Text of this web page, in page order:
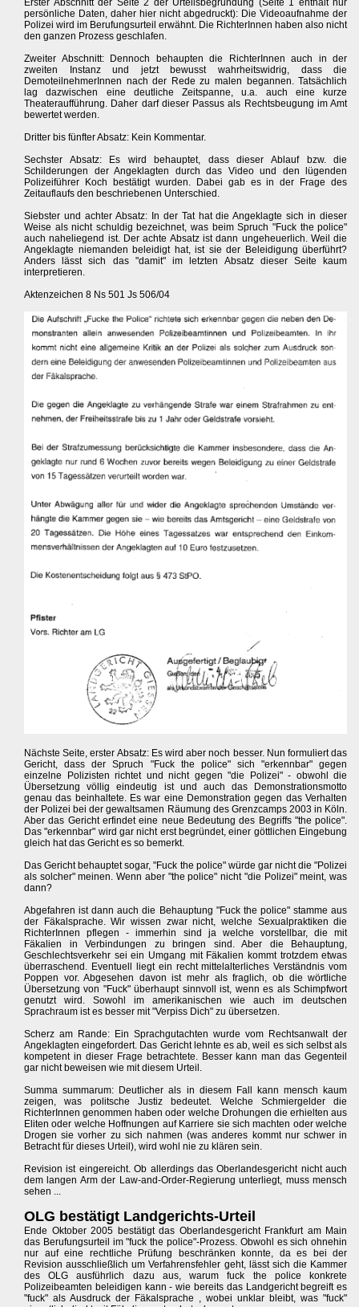
persönliche Daten, daher hier nicht abgedruckt): Die Videoaufnahme der
Polizei wird im Berufungsurteil erwähnt. Die RichterInnen haben also nicht
den ganzen Prozess geschlafen.
Zweiter Abschnitt: Dennoch behaupten die RichterInnen auch in der
zweiten Instanz und jetzt bewusst wahrheitswidrig, dass die
DemoteilnehmerInnen nach der Rede zu malen begannen. Tatsächlich
lag dazwischen eine deutliche Zeitspanne, u.a. auch eine kurze
Theateraufführung. Daher darf dieser Passus als Rechtsbeugung im Amt
bewertet werden.
Dritter bis fünfter Absatz: Kein Kommentar.
Sechster Absatz: Es wird behauptet, dass dieser Ablauf bzw. die
Schilderungen der Angeklagten durch das Video und den lügenden
Polizeiführer Koch bestätigt wurden. Dabei gab es in der Frage des
Zeitauflaufs den beschriebenen Unterschied.
Siebster und achter Absatz: In der Tat hat die Angeklagte sich in dieser
Weise als nicht schuldig bezeichnet, was beim Spruch "Fuck the police"
auch naheliegend ist. Der achte Absatz ist dann ungeheuerlich. Weil die
Angeklagte niemanden beleidigt hat, ist sie der Beleidigung überführt?
Anders lässt sich das "damit" im letzten Absatz dieser Seite kaum
interpretieren.
Aktenzeichen 8 Ns 501 Js 506/04
Nächste Seite, erster Absatz: Es wird aber noch besser. Nun formuliert das
Gericht, dass der Spruch "Fuck the police" sich "erkennbar" gegen
einzelne Polizisten richtet und nicht gegen "die Polizei" - obwohl die
Übersetzung völlig eindeutig ist und auch das Demonstrationsmotto
genau das beinhaltete. Es war eine Demonstration gegen das Verhalten
der Polizei bei der gewaltsamen Räumung des Grenzcamps 2003 in Köln.
Aber das Gericht erfindet eine neue Bedeutung des Begriffs "the police".
Das "erkennbar" wird gar nicht erst begründet, einer göttlichen Eingebung
gleich hat das Gericht es so bemerkt.
Das Gericht behauptet sogar, "Fuck the police" würde gar nicht die "Polizei
als solcher" meinen. Wenn aber "the police" nicht "die Polizei" meint, was
dann?
Abgefahren ist dann auch die Behauptung "Fuck the police" stamme aus
der Fäkalsprache. Wir wissen zwar nicht, welche Sexualpraktiken die
RichterInnen pflegen - immerhin sind ja welche vorstellbar, die mit
Fäkalien in Verbindungen zu bringen sind. Aber die Behauptung,
Geschlechtsverkehr sei ein Umgang mit Fäkalien kommt trotzdem etwas
überraschend. Eventuell liegt ein recht mittelalterliches Verständnis vom
Poppen vor. Abgesehen davon ist mehr als fraglich, ob die wörtliche
Übersetzung von "Fuck" überhaupt sinnvoll ist, wenn es als Schimpfwort
genutzt wird. Sowohl im amerikanischen wie auch im deutschen
Sprachraum ist es besser mit "Verpiss Dich" zu übersetzen.
Scherz am Rande: Ein Sprachgutachten wurde vom Rechtsanwalt der
Angeklagten eingefordert. Das Gericht lehnte es ab, weil es sich selbst als
kompetent in dieser Frage betrachtete. Besser kann man das Gegenteil
gar nicht beweisen wie mit diesem Urteil.
Summa summarum: Deutlicher als in diesem Fall kann mensch kaum
zeigen, was politsche Justiz bedeutet. Welche Schmiergelder die
RichterInnen genommen haben oder welche Drohungen die erhielten aus
Eliten oder welche Hoffnungen auf Karriere sie sich machten oder welche
Drogen sie vorher zu sich nahmen (was anderes kommt nur schwer in
Betracht für dieses Urteil), wird wohl nie zu klären sein.
Revision ist eingereicht. Ob allerdings das Oberlandesgericht nicht auch
dem langen Arm der Law-and-Order-Regierung unterliegt, muss mensch
sehen ...
OLG bestätigt Landgerichts-Urteil
Ende Oktober 2005 bestätigt das Oberlandesgericht Frankfurt am Main
das Berufungsurteil im "fuck the police"-Prozess. Obwohl es sich ohnehin
nur auf eine rechtliche Prüfung beschränken konnte, da es bei der
Revision ausschließlich um Verfahrensfehler geht, lässt sich die Kammer
des OLG ausführlich dazu aus, warum fuck the police konkrete
Polizeibeamten beleidigen kann - wie bereits das Landgericht begreift es
"fuck" als Ausdruck der Fäkalsprache , wobei unklar bleibt, was "fuck"